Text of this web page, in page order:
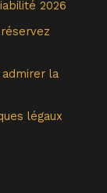
2026
la
légaux